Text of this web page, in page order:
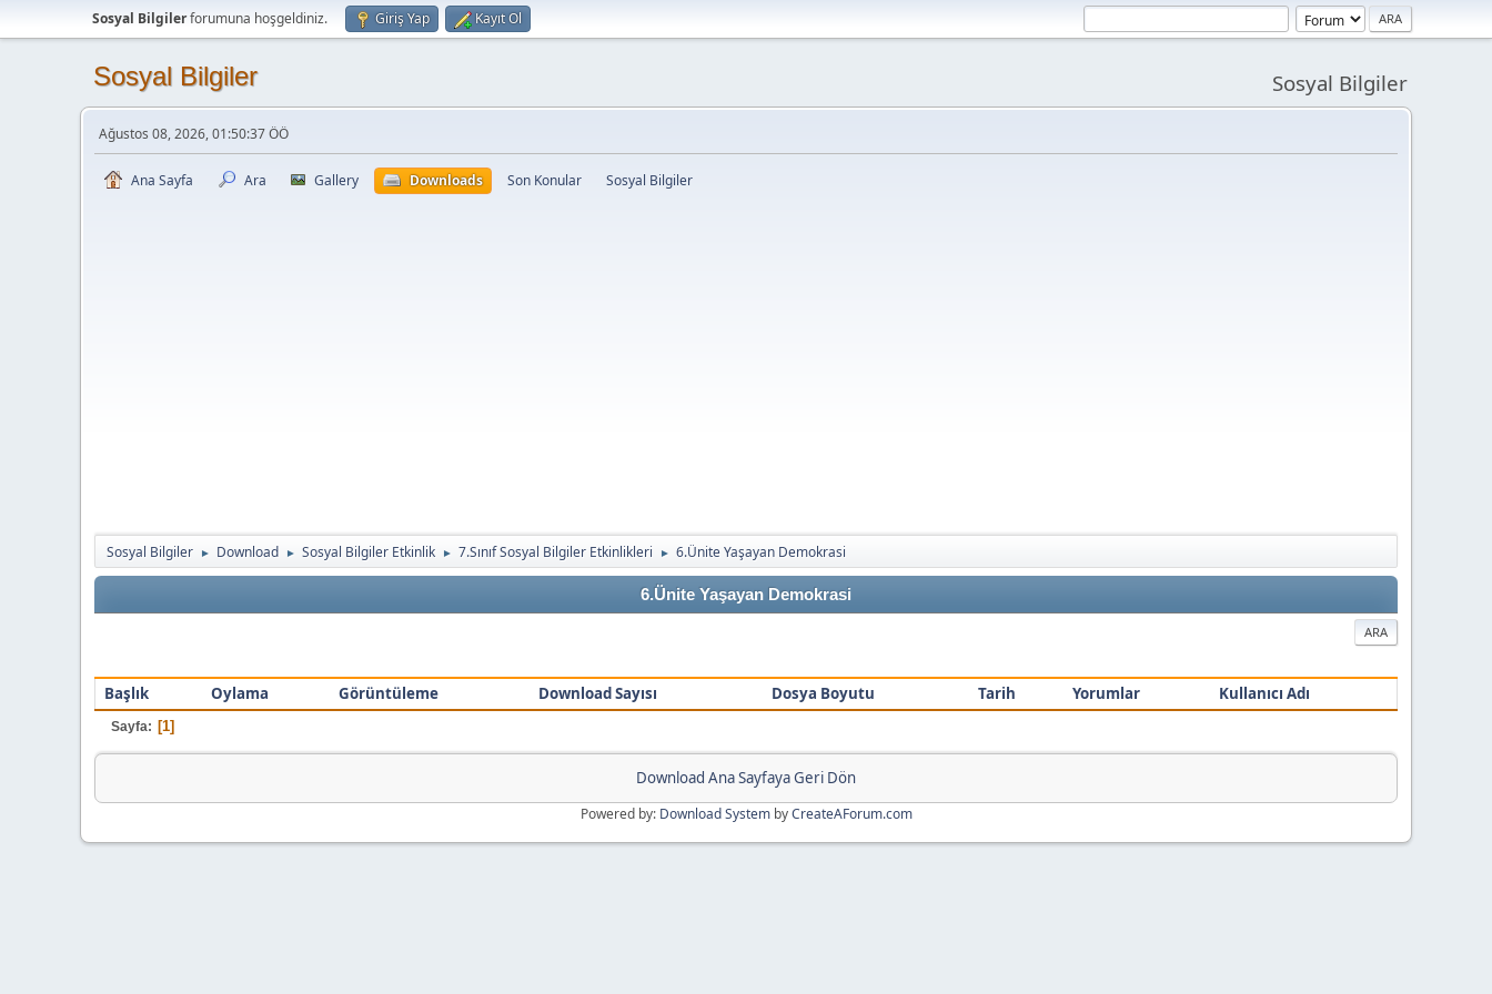
Sosyal Bilgilerforumuna hoşgeldiniz. Giriş Yap Kayıt Ol
Sosyal Bilgiler Sosyal Bilgiler
Ağustos 08, 2026, 01:50:37 ÖÖ
Ana Sayfa Ara Gallery Downloads Son Konular Sosyal Bilgiler
Sosyal Bilgiler ► Download ► Sosyal Bilgiler Etkinlik ► 7.Sınıf Sosyal Bilgiler Etkinlikleri ► 6.Ünite Yaşayan Demokrasi
6.Ünite Yaşayan Demokrasi
ARA
Başlık Oylama Görüntüleme Download Sayısı Dosya Boyutu Tarih Yorumlar Kullanıcı Adı
Sayfa 1
Download Ana Sayfaya Geri Dön
Powered by: Download SystembyCreateAForum.com